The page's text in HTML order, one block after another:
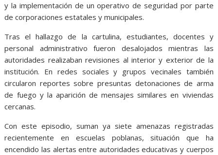
y la implementación de un operativo de seguridad por parte
de corporaciones estatales y municipales.
Tras el hallazgo de la cartulina, estudiantes, docentes y
personal administrativo fueron desalojados mientras las
autoridades realizaban revisiones al interior y exterior de la
institución. En redes sociales y grupos vecinales también
circularon reportes sobre presuntas detonaciones de arma
de fuego y la aparición de mensajes similares en viviendas
cercanas.
Con este episodio, suman ya siete amenazas registradas
recientemente en escuelas poblanas, situación que ha
encendido las alertas entre autoridades educativas y cuerpos